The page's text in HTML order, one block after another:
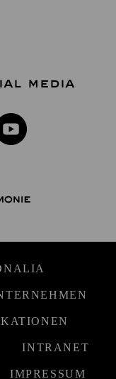
MEDIA
INTRANET
IMPRESSUM